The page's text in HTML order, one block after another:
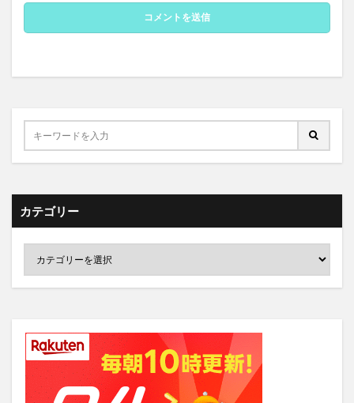
カテゴリー